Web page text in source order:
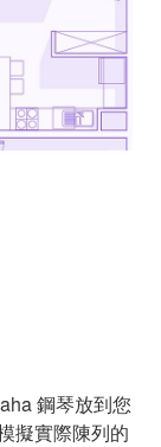
鋼琴放到您
擬實際陳列的